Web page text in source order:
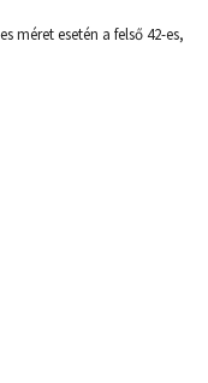
méret esetén a felső 42-es,